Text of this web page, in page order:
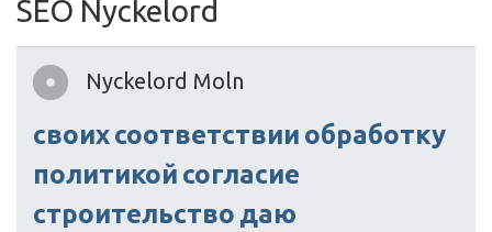
SEO Nyckelord
Nyckelord Moln
своихсоответствии обработку
политикой согласие
строительство даю